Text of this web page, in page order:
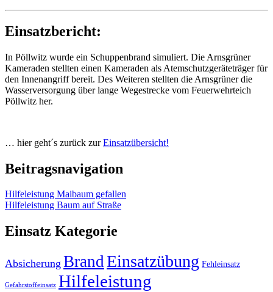
Einsatzbericht:
In Pöllwitz wurde ein Schuppenbrand simuliert. Die Arnsgrüner
Kameraden stellten einen Kameraden als Atemschutzgeräteträger für
den Innenangriff bereit. Des Weiteren stellten die Arnsgrüner die
Wasserversorgung über lange Wegestrecke vom Feuerwehrteich
Pöllwitz her.
… hier geht´s zurück zurEinsatzübersicht!
Beitragsnavigation
Hilfeleistung Maibaum gefallen
Hilfeleistung Baum auf Straße
Einsatz Kategorie
Absicherung BrandEinsatzübung Fehleinsatz
Gefahrstoffeinsatz Hilfeleistung